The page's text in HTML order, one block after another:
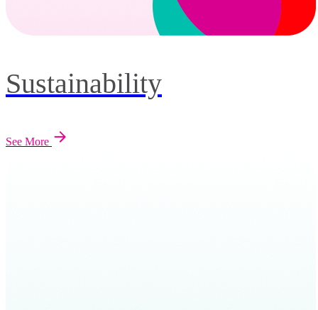
Sustainability
See More